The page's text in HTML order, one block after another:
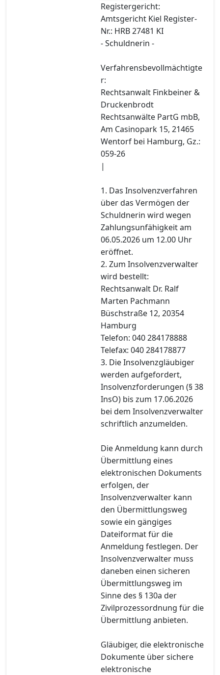
Registergericht:
Amtsgericht Kiel Register-
Nr.: HRB 27481 KI
- Schuldnerin -
Verfahrensbevollmächtigte
r:
Rechtsanwalt Finkbeiner &
Druckenbrodt
Rechtsanwälte PartG mbB,
Am Casinopark 15, 21465
Wentorf bei Hamburg, Gz.:
059-26
|
1. Das Insolvenzverfahren
über das Vermögen der
Schuldnerin wird wegen
Zahlungsunfähigkeit am
06.05.2026 um 12.00 Uhr
eröffnet.
2. Zum Insolvenzverwalter
wird bestellt:
Rechtsanwalt Dr. Ralf
Marten Pachmann
Büschstraße 12, 20354
Hamburg
Telefon: 040 284178888
Telefax: 040 284178877
3. Die Insolvenzgläubiger
werden aufgefordert,
Insolvenzforderungen (§ 38
InsO) bis zum 17.06.2026
bei dem Insolvenzverwalter
schriftlich anzumelden.
Die Anmeldung kann durch
Übermittlung eines
elektronischen Dokuments
erfolgen, der
Insolvenzverwalter kann
den Übermittlungsweg
sowie ein gängiges
Dateiformat für die
Anmeldung festlegen. Der
Insolvenzverwalter muss
daneben einen sicheren
Übermittlungsweg im
Sinne des § 130a der
Zivilprozessordnung für die
Übermittlung anbieten.
Gläubiger, die elektronische
Dokumente über sichere
elektronische